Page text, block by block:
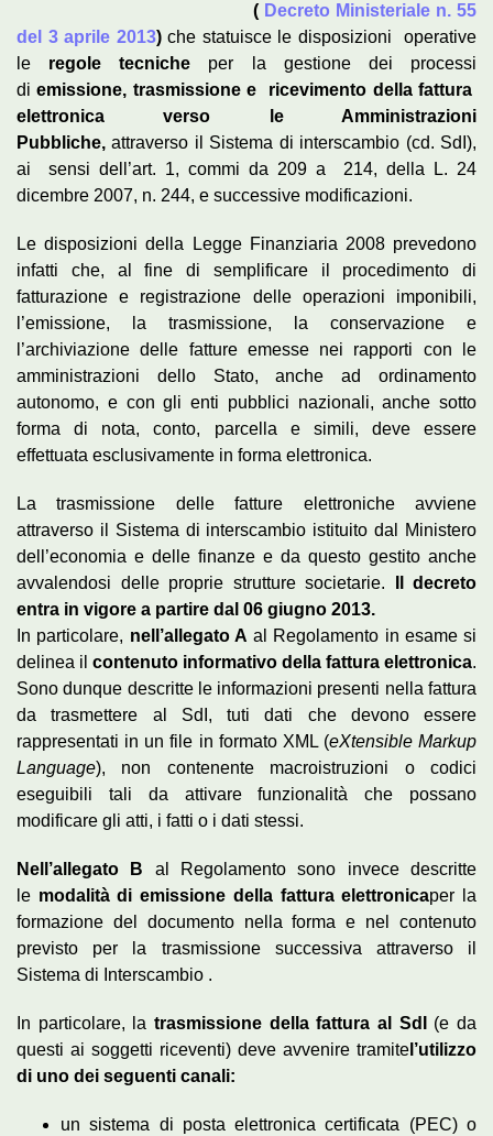
( Decreto Ministeriale n. 55
del 3 aprile 2013)che statuisce le disposizioni operative
le regole tecniche per la gestione dei processi
diemissione, trasmissione e ricevimento della fattura
elettronicaverso le Amministrazioni
Pubbliche, attraverso il Sistema di interscambio (cd. SdI),
ai sensi dell’art. 1, commi da 209 a 214, della L. 24
dicembre 2007, n. 244, e successive modificazioni.
Le disposizioni della Legge Finanziaria 2008 prevedono
infatti che, al fine di semplificare il procedimento di
fatturazione e registrazione delle operazioni imponibili,
l’emissione, la trasmissione, la conservazione e
l’archiviazione delle fatture emesse nei rapporti con le
amministrazioni dello Stato, anche ad ordinamento
autonomo, e con gli enti pubblici nazionali, anche sotto
forma di nota, conto, parcella e simili, deve essere
effettuata esclusivamente in forma elettronica.
La trasmissione delle fatture elettroniche avviene
attraverso il Sistema di interscambio istituito dal Ministero
dell’economia e delle finanze e da questo gestito anche
avvalendosi delle proprie strutture societarie.
Il decreto
entra in vigore a partire dal 06 giugno 2013.
In particolare, nell’allegato A al Regolamento in esame si
delinea il contenuto informativo della fattura elettronica.
Sono dunque descritte le informazioni presenti nella fattura
da trasmettere al SdI, tuti dati che devono essere
rappresentati in un file in formato XML (eXtensible Markup
Language), non contenente macroistruzioni o codici
eseguibili tali da attivare funzionalità che possano
modificare gli atti, i fatti o i dati stessi.
Nell’allegato B al Regolamento sono invece descritte
le modalità di emissione della fattura elettronicaper la
formazione del documento nella forma e nel contenuto
previsto per la trasmissione successiva attraverso il
Sistema di Interscambio .
In particolare, la trasmissione della fattura al SdI
(e da
questi ai soggetti riceventi) deve avvenire tramite l’utilizzo
di uno dei seguenti canali:
un sistema di posta elettronica certificata (PEC) o